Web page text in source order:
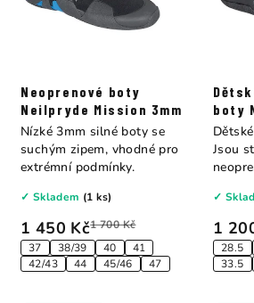
Neoprenové boty
Neilpryde Mission 3mm
1 450 Kč1 700 Kč
37 38/39 40
41
42/43
44 45/46 47
✓ Skladem (1 ks)
Nízké 3mm silné boty se
suchým zipem, vhodné pro
extrémní podmínky.
boty
1
28.5
33.5
✓
Jsou